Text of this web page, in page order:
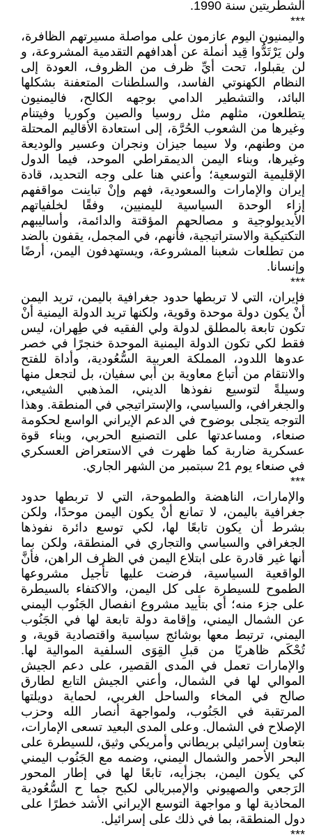
الشطريتين سنة 1990.
***
واليمنيون اليوم عازمون على مواصلة مسيرتهم الظافرة،
ولن يَرْتَدُّوا قِيد أنملة عن أهدافهم التقدمية المشروعة، و
لن يقبلوا، تحت أيِّ ظرف من الظروف، العودة إلى
النظام الكهنوتي الفاسد، والسلطنات المتعفنة بشكلها
البائد، والتشطير الدامي بوجهه الكالح، فاليمنيون
يتطلعون، مثلهم مثل روسيا والصين وكوريا وفيتنام
وغيرها من الشعوب الحُرَّة، إلى استعادة الأقاليم المحتلة
من وطنهم، ولا سيما جيزان ونجران وعسير والوديعة
وغيرها، وبناء اليمن الديمقراطي الموحد، فيما الدول
الإقليمية التوسعية؛ وأعني هنا على وجه التحديد، قادة
إيران والإمارات والسعودية، فهم وإنْ تباينت مواقفهم
إزاء الوحدة السياسية لليمنيين، وفقًا لخلفياتهم
الأيديولوجية و مصالحهم المؤقتة والدائمة، وأساليبهم
التكتيكية والاستراتيجية، فأنهم، في المجمل، يقفون بالضد
من تطلعات شعبنا المشروعة، ويستهدفون اليمن، أرضًا
وإنسانا.
***
فإيران، التي لا تربطها حدود جغرافية باليمن، تريد اليمن
أنْ يكون دولة موحدة وقوية، ولكنها تريد الدولة اليمنية أنْ
تكون تابعة بالمطلق لدولة ولي الفقيه في طِهران، ليس
فقط لكي تكون الدولة اليمنية الموحدة خنجرًا في خصر
عدوها اللدود، المملكة العربية السُّعُودية، وأداة للفتح
والانتقام من أتباع معاوية بن أبي سفيان، بل لتجعل منها
وسيلةً لتوسيع نفوذها الديني، المذهبي الشيعي،
والجغرافي، والسياسي، والإستراتيجي في المنطقة. وهذا
التوجه يتجلى بوضوح في الدعم الإيراني الواسع لحكومة
صنعاء، ومساعدتها على التصنيع الحربي، وبناء قوة
عسكرية ضاربة كما ظهرت في الاستعراض العسكري
في صنعاء يوم 21 سبتمبر من الشهر الجاري.
***
والإمارات، الناهضة والطموحة، التي لا تربطها حدود
جغرافية باليمن، لا تمانع أنْ يكون اليمن موحدًا، ولكن
بشرط أن يكون تابعًا لها، لكي توسع دائرة نفوذها
الجغرافي والسياسي والتجاري في المنطقة، ولكن بما
أنها غير قادرة على ابتلاع اليمن في الظرف الراهن، فأنَّ
الواقعية السياسية، فرضت عليها تأجيل مشروعها
الطموح للسيطرة على كل اليمن، والاكتفاء بالسيطرة
على جزء منه؛ أي بتأييد مشروع انفصال الجَنُوب اليمني
عن الشمال اليمني، وإقامة دولة تابعة لها في الجَنُوب
اليمني، ترتبط معها بوشائج سياسية واقتصادية قوية، و
تُحْكَم ظاهريًا من قبلِ القِوَى السلفية الموالية لها.
والإمارات تعمل في المدى القصير، على دعم الجيش
الموالي لها في الشمال، وأعني الجيش التابع لطارق
صالح في المخاء والساحل الغربي، لحماية دويلتها
المرتقبة في الجَنُوب، ولمواجهة أنصار الله وحزب
الإصلاح في الشمال. وعلى المدى البعيد تسعى الإمارات،
بتعاون إسرائيلي بريطاني وأمريكي وثيق، للسيطرة على
البحر الأحمر والشمال اليمني، وضمه مع الجَنُوب اليمني
كي يكون اليمن، بجزأيه، تابعًا لها في إطار المحور
الرَجعي والصهيوني والإمبريالي لكبح جما ح السُّعُودية
المحاذية لها و مواجهة التوسع الإيراني الأشد خطرًا على
دول المنطقة، بما في ذلك على إسرائيل.